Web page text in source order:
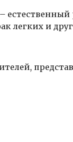
легких и